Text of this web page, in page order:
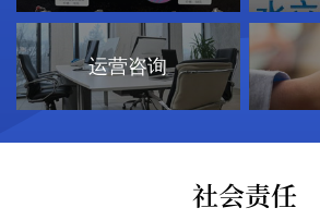
运营咨询
社会责任